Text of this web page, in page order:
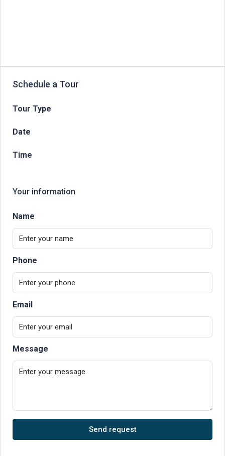
Schedule a Tour
Tour Type
Date
Time
Your information
Name
Phone
Email
Message
Send request